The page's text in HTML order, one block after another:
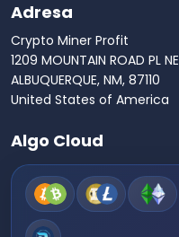
Adresa
Crypto Miner Profit
1209 MOUNTAIN ROAD PL NE
ALBUQUERQUE, NM, 87110
United States of America
Algo Cloud